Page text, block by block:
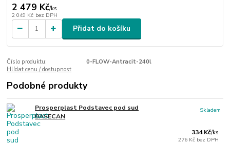
2 479 Kč/ks
2 049 Kč bez DPH
Přidat do košíku
Číslo produktu:
0-FLOW-Antracit-240l
Hlídat cenu / dostupnost
Podobné produkty
Prosperplast Podstavec pod sud
BASECAN
334 Kč/ks
276 Kč bez DPH
Skladem